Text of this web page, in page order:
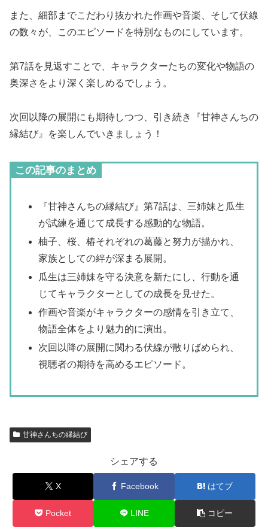
また、細部までこだわり抜かれた作画や音楽、そして伏線
の数々が、このエピソードを特別なものにしています。
第7話を見返すことで、キャラクターたちの変化や物語の
奥深さをより深く楽しめるでしょう。
次回以降の展開にも期待しつつ、引き続き『甘神さんちの
縁結び』を楽しんでいきましょう！
この記事のまとめ
『甘神さんちの縁結び』第7話は、三姉妹と瓜生
が試練を通じて成長する感動的な物語。
柚子、桜、椿それぞれの葛藤と努力が描かれ、
家族としての絆が深まる展開。
瓜生は三姉妹を守る決意を新たにし、行動を通
じてキャラクターとしての成長を見せた。
作画や音楽がキャラクターの感情を引き立て、
物語全体をより魅力的に演出。
次回以降の展開に関わる伏線が散りばめられ、
視聴者の期待を高めるエピソード。
甘神さんちの縁結び
シェアする
X Facebook はてブ
Pocket LINE コピー